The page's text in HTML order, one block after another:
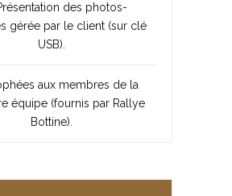
des photos-
gérée par le client (sur clé
USB).
aux membres de la
équipe (fournis par Rallye
Bottine).